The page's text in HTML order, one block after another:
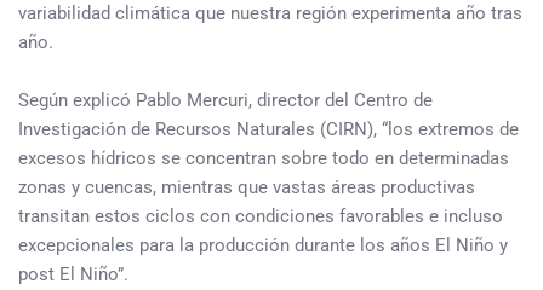
variabilidad climática que nuestra región experimenta año tras
año.
Según explicó Pablo Mercuri, director del Centro de
Investigación de Recursos Naturales (CIRN), “los extremos de
excesos hídricos se concentran sobre todo en determinadas
zonas y cuencas, mientras que vastas áreas productivas
transitan estos ciclos con condiciones favorables e incluso
excepcionales para la producción durante los años El Niño y
post El Niño”.